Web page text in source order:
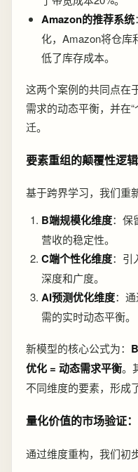
Amazon的推荐系统
化，Amazon将仓库
低了库存成本。
这两个案例的共同点在
需求的动态平衡，并在
迁。
要素重组的颠覆性逻
基于跨界学习，我们重
B端规模化维度：保
营收的稳定性。
C端个性化维度：引
深度和广度。
AI预测优化维度：
需的实时动态平衡。
新模型的核心公式为：
优化 = 动态需求平衡。
不同维度的要素，形成
量化价值的市场验证
通过维度重构，我们初